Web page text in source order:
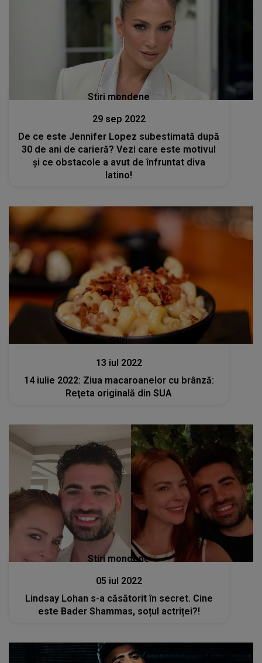
Stiri mondene
29 sep 2022
De ce este Jennifer Lopez subestimată după
30 de ani de carieră? Vezi care este motivul
și ce obstacole a avut de înfruntat diva
latino!
Stiri
13 iul 2022
14 iulie 2022: Ziua macaroanelor cu brânză:
Reţeta originală din SUA
Stiri mondene
05 iul 2022
Lindsay Lohan s-a căsătorit în secret. Cine
este Bader Shammas, soțul actriței?!